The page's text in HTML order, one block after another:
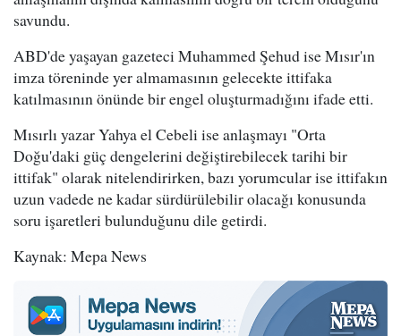
savundu.
ABD'de yaşayan gazeteci Muhammed Şehud ise Mısır'ın
imza töreninde yer almamasının gelecekte ittifaka
katılmasının önünde bir engel oluşturmadığını ifade etti.
Mısırlı yazar Yahya el Cebeli ise anlaşmayı "Orta
Doğu'daki güç dengelerini değiştirebilecek tarihi bir
ittifak" olarak nitelendirirken, bazı yorumcular ise ittifakın
uzun vadede ne kadar sürdürülebilir olacağı konusunda
soru işaretleri bulunduğunu dile getirdi.
Kaynak: Mepa News